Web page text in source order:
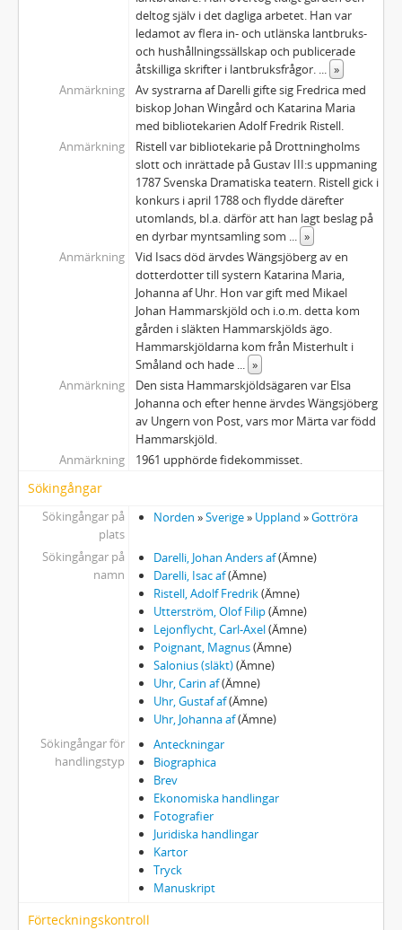
deltog själv i det dagliga arbetet. Han var
ledamot av flera in- och utlänska lantbruks-
och hushållningssällskap och publicerade
åtskilliga skrifter i lantbruksfrågor. ... »
Anmärkning
Av systrarna af Darelli gifte sig Fredrica med
biskop Johan Wingård och Katarina Maria
med bibliotekarien Adolf Fredrik Ristell.
Anmärkning
Ristell var bibliotekarie på Drottningholms
slott och inrättade på Gustav III:s uppmaning
1787 Svenska Dramatiska teatern. Ristell gick i
konkurs i april 1788 och flydde därefter
utomlands, bl.a. därför att han lagt beslag på
en dyrbar myntsamling som ... »
Anmärkning
Vid Isacs död ärvdes Wängsjöberg av en
dotterdotter till systern Katarina Maria,
Johanna af Uhr. Hon var gift med Mikael
Johan Hammarskjöld och i.o.m. detta kom
gården i släkten Hammarskjölds ägo.
Hammarskjöldarna kom från Misterhult i
Småland och hade ... »
Anmärkning
Den sista Hammarskjöldsägaren var Elsa
Johanna och efter henne ärvdes Wängsjöberg
av Ungern von Post, vars mor Märta var född
Hammarskjöld.
Anmärkning
1961 upphörde fidekommisset.
Sökingångar
Sökingångar på
plats
Norden »Sverige» Uppland »Gottröra
Sökingångar på
namn
Darelli, Johan Anders af(Ämne)
Darelli, Isac af(Ämne)
Ristell, Adolf Fredrik(Ämne)
Utterström, Olof Filip(Ämne)
Lejonflycht, Carl-Axel(Ämne)
Poignant, Magnus(Ämne)
Salonius (släkt)(Ämne)
Uhr, Carin af(Ämne)
Uhr, Gustaf af(Ämne)
Uhr, Johanna af(Ämne)
Sökingångar för
handlingstyp
Anteckningar
Biographica
Brev
Ekonomiska handlingar
Fotografier
Juridiska handlingar
Kartor
Tryck
Manuskript
Förteckningskontroll